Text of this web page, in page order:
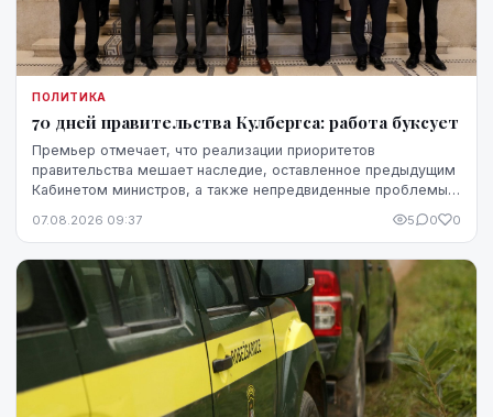
ПОЛИТИКА
70 дней правительства Кулбергса: работа буксует
Премьер отмечает, что реализации приоритетов
правительства мешает наследие, оставленное предыдущим
Кабинетом министров, а также непредвиденные проблемы,
стремительного прогресса.
07.08.2026 09:37 5 0 0